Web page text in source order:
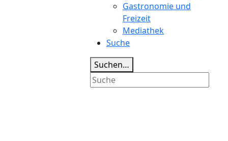
Gastronomie und
Freizeit
Mediathek
Suche
Suchen…